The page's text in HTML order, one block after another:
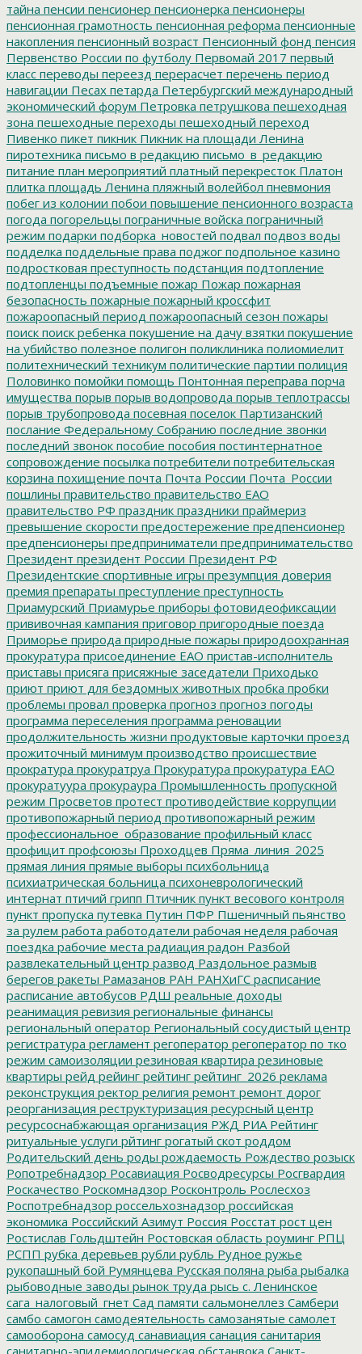
тайна пенсии пенсионер пенсионерка пенсионеры
пенсионная грамотность пенсионная реформа пенсионные
накопления пенсионный возраст Пенсионный фонд пенсия
Первенство России по футболу Первомай 2017 первый
класс переводы переезд перерасчет перечень период
навигации Песах петарда Петербургский международный
экономический форум Петровка петрушкова пешеходная
зона пешеходные переходы пешеходный переход
Пивенко пикет пикник Пикник на площади Ленина
пиротехника письмо в редакцию письмо_в_редакцию
питание план мероприятий платный перекресток Платон
плитка площадь Ленина пляжный волейбол пневмония
побег из колонии побои повышение пенсионного возраста
погода погорельцы пограничные войска пограничный
режим подарки подборка_новостей подвал подвоз воды
подделка поддельные права поджог подпольное казино
подростковая преступность подстанция подтопление
подтопленцы подъемные пожар Пожар пожарная
безопасность пожарные пожарный кроссфит
пожароопасный период пожароопасный сезон пожары
поиск поиск ребенка покушение на дачу взятки покушение
на убийство полезное полигон поликлиника полиомиелит
политехнический техникум политические партии полиция
Половинко помойки помощь Понтонная переправа порча
имущества порыв порыв водопровода порыв теплотрассы
порыв трубопровода посевная поселок Партизанский
послание Федеральному Собранию последние звонки
последний звонок пособие пособия постинтернатное
сопровождение посылка потребители потребительская
корзина похищение почта Почта России Почта_России
пошлины правительство правительство ЕАО
правительство РФ праздник праздники праймериз
превышение скорости предостережение предпенсионер
предпенсионеры предприниматели предпринимательство
Президент президент России Президент РФ
Президентские спортивные игры презумпция доверия
премия препараты преступление преступность
Приамурский Приамурье приборы фотовидеофиксации
прививочная кампания приговор пригородные поезда
Приморье природа природные пожары природоохранная
прокуратура присоединение ЕАО пристав-исполнитель
приставы присяга присяжные заседатели Приходько
приют приют для бездомных животных пробка пробки
проблемы провал проверка прогноз прогноз погоды
программа переселения программа реновации
продолжительность жизни продуктовые карточки проезд
прожиточный минимум производство происшествие
прократура прокуратруа Прокуратура прокуратура ЕАО
прокуратуура прокураура Промышленность пропускной
режим Просветов протест противодействие коррупции
противопожарный период противопожарный режим
профессиональное_образование профильный класс
профицит профсоюзы Проходцев Пряма_линия_2025
прямая линия прямые выборы психбольница
психиатрическая больница психоневрологический
интернат птичий грипп Птичник пункт весового контроля
пункт пропуска путевка Путин ПФР Пшеничный пьянство
за рулем работа работодатели рабочая неделя рабочая
поездка рабочие места радиация радон Разбой
развлекательный центр развод Раздольное размыв
берегов ракеты Рамазанов РАН РАНХиГС расписание
расписание автобусов РДШ реальные доходы
реанимация ревизия региональные финансы
региональный оператор Региональный сосудистый центр
регистратура регламент регоператор регоператор по тко
режим самоизоляции резиновая квартира резиновые
квартиры рейд рейинг рейтинг рейтинг_2026 реклама
реконструкция ректор религия ремонт ремонт дорог
реорганизация реструктуризация ресурсный центр
ресурсоснабжающая организация РЖД РИА Рейтинг
ритуальные услуги рйтинг рогатый скот роддом
Родительский день роды рождаемость Рождество розыск
Ропотребнадзор Росавиация Росводресурсы Росгвардия
Роскачество Роскомнадзор Росконтроль Рослесхоз
Роспотребнадзор россельхознадзор российская
экономика Российский Азимут Россия Росстат рост цен
Ростислав Гольдштейн Ростовская область роуминг РПЦ
РСПП рубка деревьев рубли рубль Рудное ружье
рукопашный бой Румянцева Русская поляна рыба рыбалка
рыбоводные заводы рынок труда рысь с. Ленинское
сага_налоговый_гнет Сад памяти сальмонеллез Самбери
самбо самогон самодеятельность самозанятые самолет
самооборона самосуд санавиация санация санитария
санитарно-эпидемиологическая обстанвока Санкт-